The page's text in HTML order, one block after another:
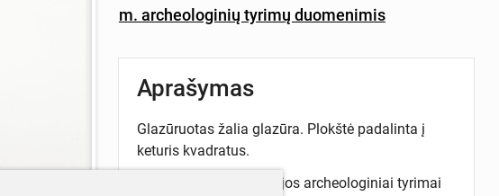
m. archeologinių tyrimų duomenimis
Aprašymas
Glazūruotas žalia glazūra. Plokštė padalinta į
keturis kvadratus.
Biržų piliavietės teritorijos archeologiniai tyrimai